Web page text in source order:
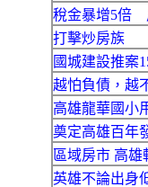
稅金暴增5倍
打擊炒房族
國城建設推案
越怕負債，越
高雄龍華國小
奠定高雄百年
區域房市 高雄
英雄不論出身